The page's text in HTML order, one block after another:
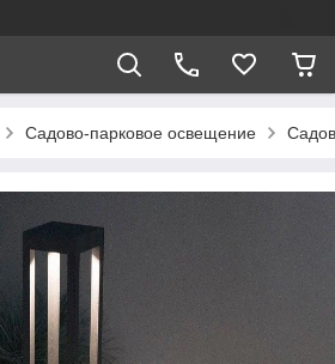
Садово-парковое освещение